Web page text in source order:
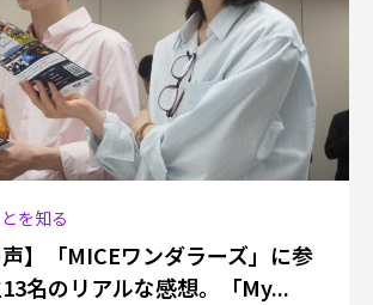
を知る
声】「MICEワンダラーズ」に参
名のリアルな感想。「My...